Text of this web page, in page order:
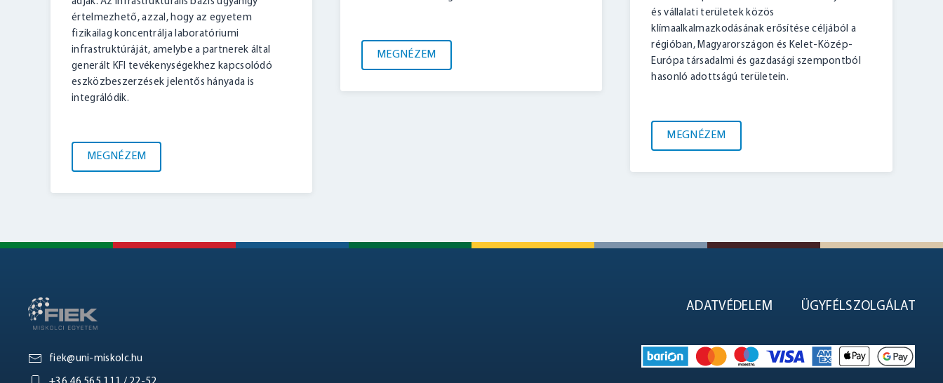
értelmezhető, azzal, hogy az egyetem
fizikailag koncentrálja laboratóriumi
infrastruktúráját, amelybe a partnerek által
generált KFI tevékenységekhez kapcsolódó
eszközbeszerzések jelentős hányada is
integrálódik.
MEGNÉZEM
MEGNÉZEM
és vállalati területek közös
klímaalkalmazkodásának erősítése céljából a
régióban, Magyarországon és Kelet-Közép-
Európa társadalmi és gazdasági szempontból
hasonló adottságú területein.
MEGNÉZEM
fiek@uni-miskolc.hu
ADATVÉDELEM ÜGYFÉLSZOLGÁLAT